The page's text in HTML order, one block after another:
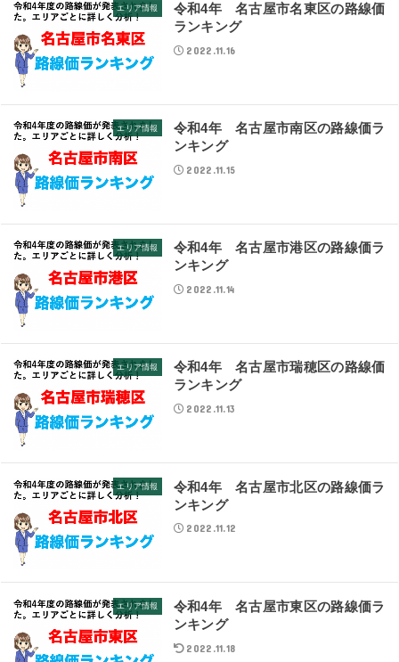
エリア情報
令和4年 名古屋市名東区の路線価
ランキング
2022.11.16
エリア情報
令和4年 名古屋市南区の路線価ラ
ンキング
2022.11.15
エリア情報
令和4年 名古屋市港区の路線価ラ
ンキング
2022.11.14
エリア情報
令和4年 名古屋市瑞穂区の路線価
ランキング
2022.11.13
エリア情報
令和4年 名古屋市北区の路線価ラ
ンキング
2022.11.12
エリア情報
令和4年 名古屋市東区の路線価ラ
ンキング
2022.11.18